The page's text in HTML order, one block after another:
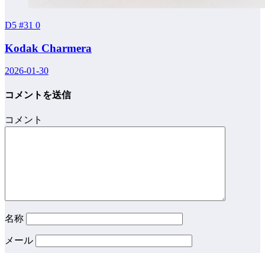
D5 #31 0
Kodak Charmera
2026-01-30
コメントを送信
コメント
名称
メール